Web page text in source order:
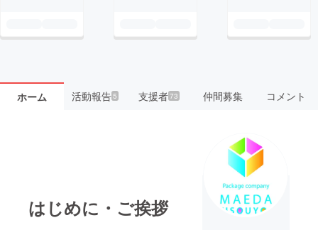
ホーム 活動報告5 支援者73 仲間募集 コメント
はじめに・ご挨拶